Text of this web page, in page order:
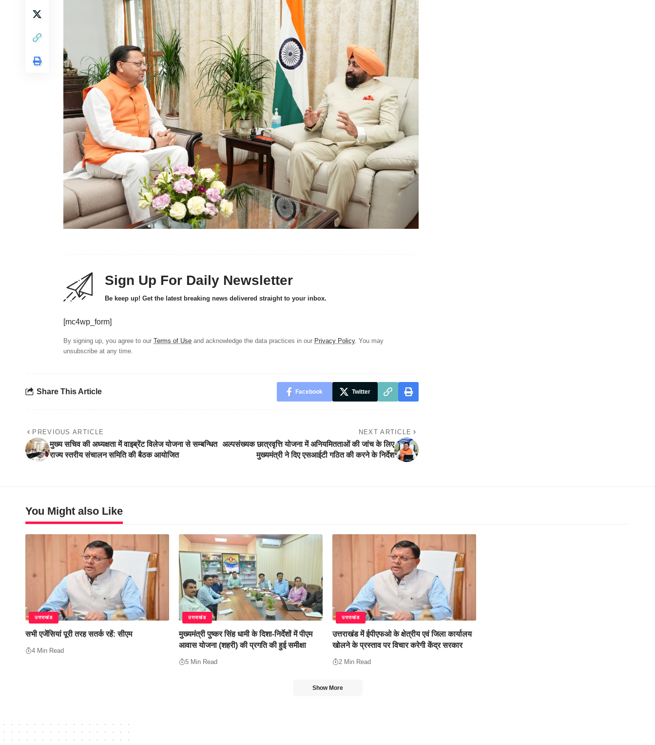
Sign Up For Daily Newsletter
Be keep up! Get the latest breaking news delivered straight to your inbox.
[mc4wp_form]
By signing up, you agree to our Terms of Use and acknowledge the data practices in our Privacy Policy. You may
unsubscribe at any time.
Share This Article Facebook Twitter
PREVIOUS ARTICLE
मुख्य सचिव की अध्यक्षता में वाइब्रेंट विलेज योजना से सम्बन्धित
राज्य स्तरीय संचालन समिति की बैठक आयोजित
NEXT ARTICLE
अल्पसंख्यक छात्रवृत्ति योजना में अनियमितताओं की जांच के लिए
मुख्यमंत्री ने दिए एसआईटी गठित की करने के निर्देश
You Might also Like
उत्तराखंड
सभी एजेंसियां पूरी तरह सतर्क रहें: सीएम
4 Min Read
उत्तराखंड
मुख्यमंत्री पुष्कर सिंह धामी के दिशा-निर्देशों में पीएम
आवास योजना (शहरी) की प्रगति की हुई समीक्षा
5 Min Read
उत्तराखंड
उत्तराखंड में ईपीएफओ के क्षेत्रीय एवं जिला कार्यालय
खोलने के प्रस्ताव पर विचार करेगी केंद्र सरकार
2 Min Read
Show More